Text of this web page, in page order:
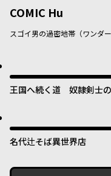
COMIC Hu
スゴイ男の過密地帯（ワンダ
王国へ続く道 奴隷剣士
名代辻そば異世界店